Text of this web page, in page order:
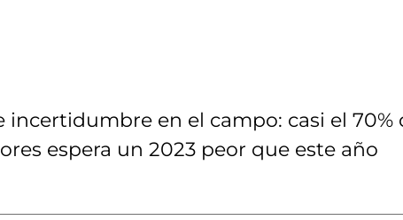
incertidumbre en el campo: casi el 70%
espera un 2023 peor que este año